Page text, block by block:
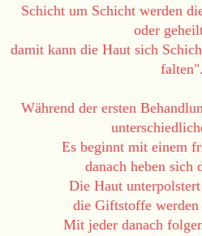
Schicht um Schicht werden
oder
damit kann die Haut sich
falten".
Während der ersten
Es beginnt mit einem
danach heben sich
Die Haut
die Giftstoffe werden
Mit jeder danach